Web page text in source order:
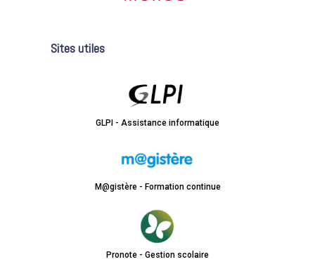
Sites utiles
GLPI - Assistance informatique
M@gistère - Formation continue
Pronote - Gestion scolaire